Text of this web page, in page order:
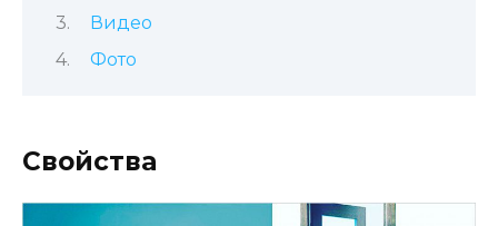
Видео
Фото
Свойства